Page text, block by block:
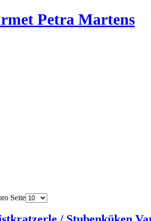
Petra Martens
Seite